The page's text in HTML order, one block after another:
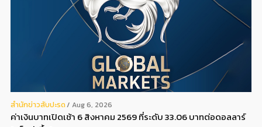
สํานักข่าวสับปะรด Aug 6, 2026
ค่าเงินบาทเปิดเช้า 6 สิงหาคม 2569 ที่ระดับ 33.06 บาทต่อดอลลาร์